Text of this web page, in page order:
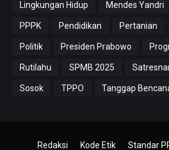
Lingkungan Hidup Mendes Yandri
PPPK Pendidikan Pertanian
Politik Presiden Prabowo
Rutilahu SPMB 2025
Sosok TPPO Tanggap
Redaksi Kode Etik Standar